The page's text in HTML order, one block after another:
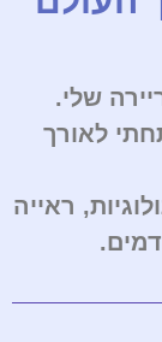
לאורך
ראייה